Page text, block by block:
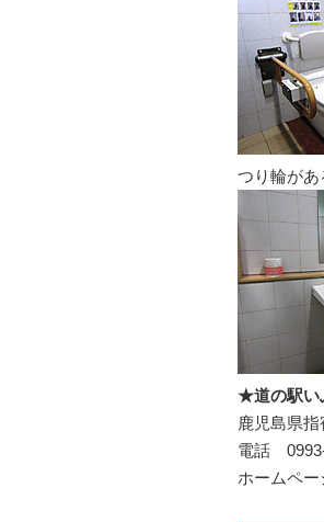
つり輪があ
★道の駅い
鹿児島県
電話
ホームペ